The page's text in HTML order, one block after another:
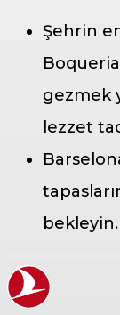
Şehrin
gezmek
lezzet
bekleyin.